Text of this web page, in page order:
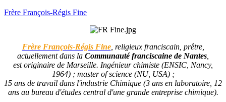
Frère François-Régis Fine
Frère François-Régis Fine, religieux franciscain, prêtre,
actuellement dans la Communauté franciscaine de Nantes
est originaire de Marseille. Ingénieur chimiste (ENSIC, Nancy,
1964) ; master of science (NU, USA) ;
15 ans de travail dans l'industrie Chimique (3 ans en laboratoire, 12
ans au bureau d'études central d'une grande entreprise chimique).